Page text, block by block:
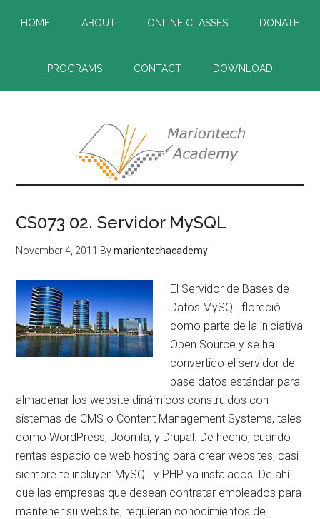
HOME ABOUT ONLINE CLASSES DONATE
PROGRAMS CONTACT DOWNLOAD
CS073 02. Servidor MySQL
November 4, 2011 Bymariontechacademy
El Servidor de Bases de
Datos MySQL floreció
como parte de la iniciativa
Open Source y se ha
convertido el servidor de
base datos estándar para
almacenar los website dinámicos construidos con
sistemas de CMS o Content Management Systems, tales
como WordPress, Joomla, y Drupal. De hecho, cuando
rentas espacio de web hosting para crear websites, casi
siempre te incluyen MySQL y PHP ya instalados. De ahí
que las empresas que desean contratar empleados para
mantener su website, requieran conocimientos de